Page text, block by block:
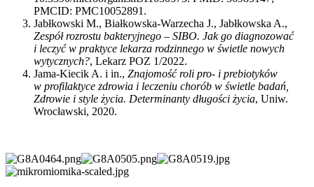
PMCID: PMC10052891.
Jabłkowski M., Białkowska-Warzecha J., Jabłkowska A.,
Zespół rozrostu bakteryjnego – SIBO. Jak go diagnozować
i leczyć w praktyce lekarza rodzinnego w świetle nowych
wytycznych?, Lekarz POZ 1/2022.
Jama-Kiecik A. i in., Znajomość roli pro- i prebiotyków
w profilaktyce zdrowia i leczeniu chorób w świetle badań,
Zdrowie i style życia. Determinanty długości życia, Uniw.
Wrocławski, 2020.